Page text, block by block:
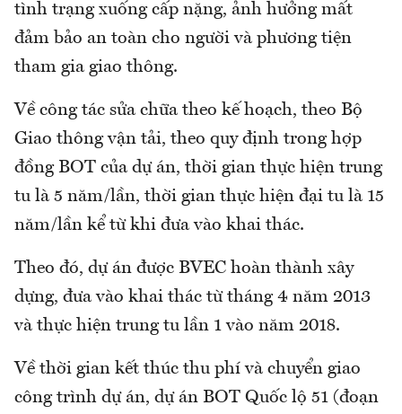
tình trạng xuống cấp nặng, ảnh hưởng mất
đảm bảo an toàn cho người và phương tiện
tham gia giao thông.
Về công tác sửa chữa theo kế hoạch, theo Bộ
Giao thông vận tải, theo quy định trong hợp
đồng BOT của dự án, thời gian thực hiện trung
tu là 5 năm/lần, thời gian thực hiện đại tu là 15
năm/lần kể từ khi đưa vào khai thác.
Theo đó, dự án được BVEC hoàn thành xây
dựng, đưa vào khai thác từ tháng 4 năm 2013
và thực hiện trung tu lần 1 vào năm 2018.
Về thời gian kết thúc thu phí và chuyển giao
công trình dự án, dự án BOT Quốc lộ 51 (đoạn